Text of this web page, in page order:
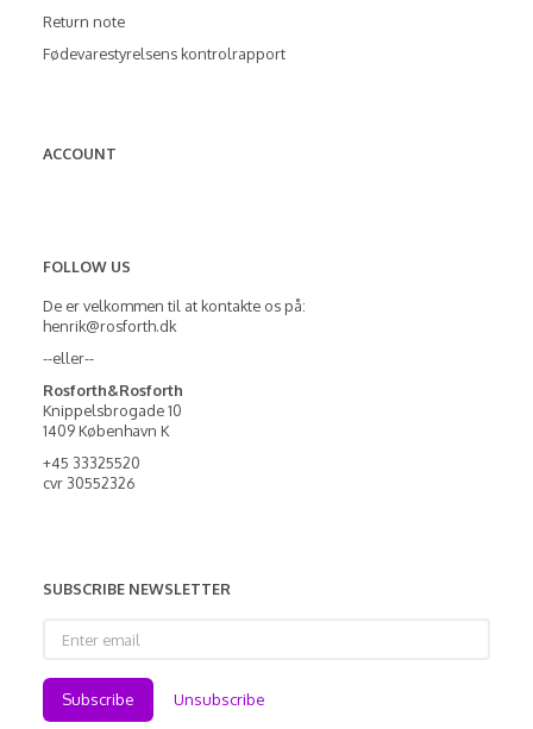
Return note
Fødevarestyrelsens kontrolrapport
ACCOUNT
FOLLOW US
De er velkommen til at kontakte os på:
henrik@rosforth.dk
--eller--
Rosforth&Rosforth
Knippelsbrogade 10
1409 København K
+45 33325520
cvr 30552326
SUBSCRIBE NEWSLETTER
email
Subscribe Unsubscribe